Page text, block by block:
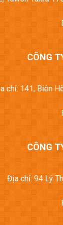
CÔNG
chỉ: 141, Biên
CÔNG
Địa chỉ: 94 Lý